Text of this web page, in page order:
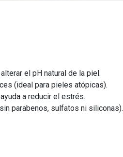
el pH natural de la piel.
(ideal para pieles atópicas).
a reducir el estrés.
parabenos, sulfatos ni siliconas).